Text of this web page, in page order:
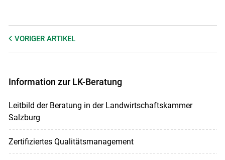
VORIGER ARTIKEL
Information zur LK-Beratung
Leitbild der Beratung in der Landwirtschaftskammer
Salzburg
Zertifiziertes Qualitätsmanagement